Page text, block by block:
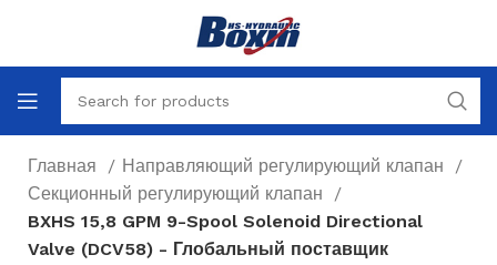
Главная
Направляющий регулирующий клапан
Секционный регулирующий клапан
BXHS 15,8 GPM 9-Spool Solenoid Directional
Valve (DCV58) - Глобальный поставщик